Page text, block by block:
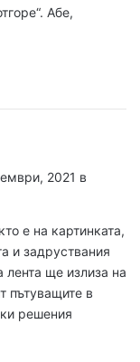
Абе,
2021 в
е на картинката,
и задруствания
лента ще излиза на
пътуващите в
решения